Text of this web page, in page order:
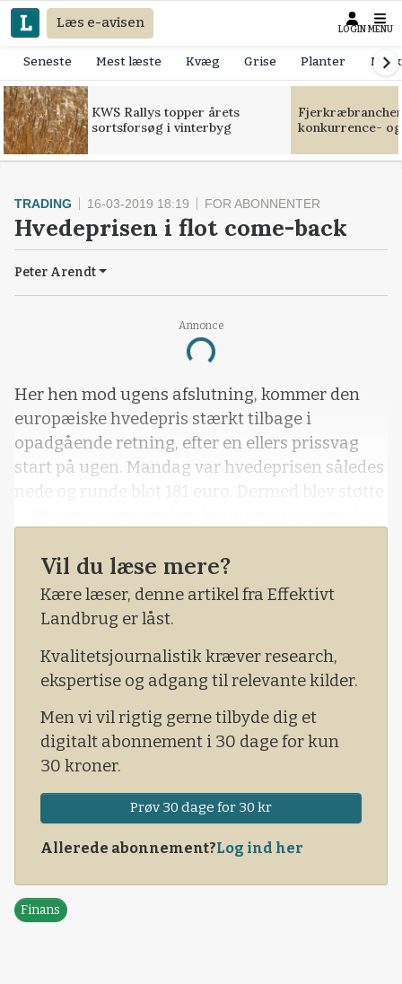
Læs e-avisen LOGIN MENU
Seneste Mest læste Kvæg Grise Planter
KWS Rallys topper årets
sortsforsøg i vinterbyg
konkurrence-
Annonce
Loading...
TRADING 16-03-2019 18:19 FOR ABONNENTER
Hvedeprisen i flot come-back
Peter Arendt
Her hen mod ugens afslutning, kommer den
europæiske hvedepris stærkt tilbage i
opadgående retning, efter en ellers prissvag
start på ugen. Mandag var hvedeprisen således
nede og runde blot 181 euro. Dermed blev støtte
handles den europæiske hvedepris nu markant
højere til 188,50 euro og dermed er der gode
muligheder for at vi står overfor
Vil du læse mere?
Kære læser, denne artikel fra Effektivt
Landbrug er låst.
Kvalitetsjournalistik kræver research,
ekspertise og adgang til relevante kilder.
Men vi vil rigtig gerne tilbyde dig et
digitalt abonnement i 30 dage for kun
30 kroner.
Prøv 30 dage for 30 kr
Allerede abonnement?Log ind her
Finans